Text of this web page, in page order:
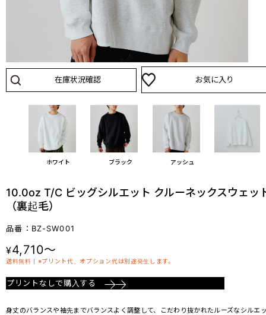
在庫状況確認 お気に入り
ホワイト ブラック アッシュ
10.0oz T/C ビッグシルエット クルーネックスウェッ
（裏起毛）
品番：BZ-SW001
¥4,710～
送料無料丨※プリント代、オプション代は別途発生します。
プリントなしで購入する
身丈のバランスや袖先までバランスよく調整して、こだわり抜かれたルーズなシルエ